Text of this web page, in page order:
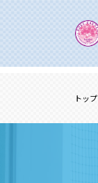
トップ